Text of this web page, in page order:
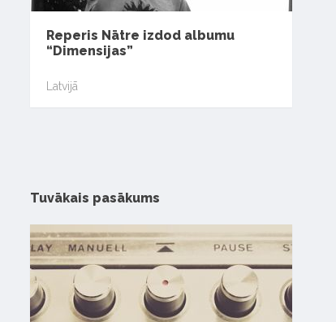
Reperis Nātre izdod albumu
“Dimensijas”
Latvijā
Tuvākais pasākums